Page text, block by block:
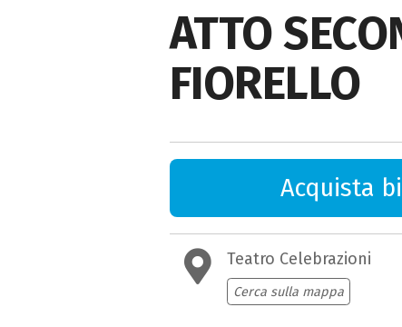
ATTO
FIORELLO
Acquista
Teatro Celebrazioni
Cerca sulla mappa